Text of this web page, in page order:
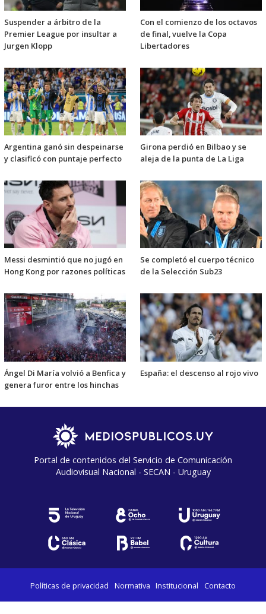
Suspender a árbitro de la
Premier League por insultar a
Jurgen Klopp
Con el comienzo de los octavos
de final, vuelve la Copa
Libertadores
Argentina ganó sin despeinarse
y clasificó con puntaje perfecto
Girona perdió en Bilbao y se
aleja de la punta de La Liga
Messi desmintió que no jugó en
Hong Kong por razones políticas
Se completó el cuerpo técnico
de la Selección Sub23
Ángel Di María volvió a Benfica y
genera furor entre los hinchas
España: el descenso al rojo vivo
Portal de contenidos del Servicio de Comunicación
Audiovisual Nacional - SECAN - Uruguay
Políticas de privacidad Normativa Institucional Contacto